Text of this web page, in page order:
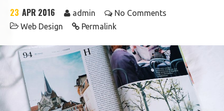
23 APR 2016 admin
No Comments
Web Design
Permalink